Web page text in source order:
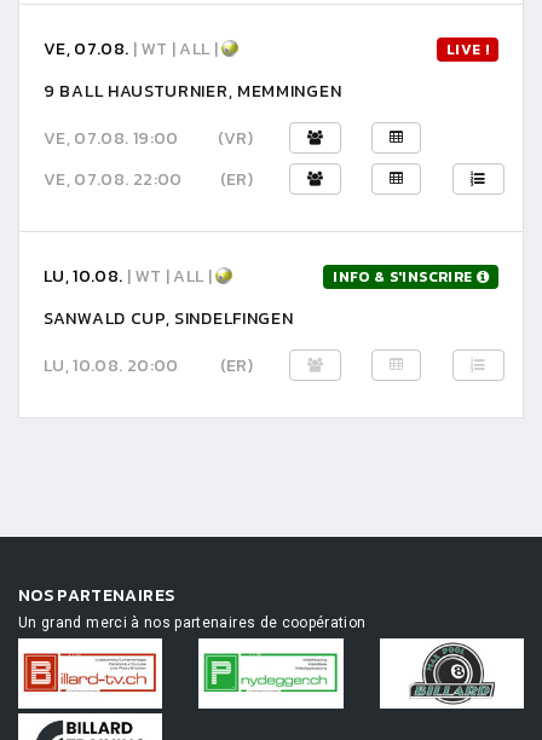
VE, 07.08. | WT | ALL | LIVE !
9 BALL HAUSTURNIER, MEMMINGEN
VE, 07.08. 19:00
(VR)
VE, 07.08. 22:00
(ER)
LU, 10.08. | WT | ALL | INFO & S'INSCRIRE
SANWALD CUP, SINDELFINGEN
LU, 10.08. 20:00
(ER)
NOS PARTENAIRES
Un grand merci à nos partenaires de coopération